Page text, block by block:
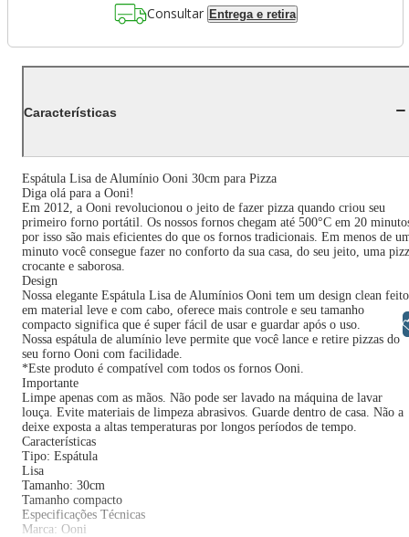
Consultar Entrega e retira
Características
Espátula Lisa de Alumínio Ooni 30cm para Pizza
Diga olá para a Ooni!
Em 2012, a Ooni revolucionou o jeito de fazer pizza quando criou seu
primeiro forno portátil. Os nossos fornos chegam até 500°C em 20
por isso são mais eficientes do que os fornos tradicionais. Em menos de
minuto você consegue fazer no conforto da sua casa, do seu jeito, uma
crocante e saborosa.
Design
Nossa elegante Espátula Lisa de Alumínios Ooni tem um design clean feito
em material leve e com cabo, oferece mais controle e seu tamanho
compacto significa que é super fácil de usar e guardar após o uso.
Nossa espátula de alumínio leve permite que você lance e retire pizzas do
seu forno Ooni com facilidade.
*Este produto é compatível com todos os fornos Ooni.
Importante
Limpe apenas com as mãos. Não pode ser lavado na máquina de lavar
louça. Evite materiais de limpeza abrasivos. Guarde dentro de casa. Não a
deixe exposta a altas temperaturas por longos períodos de tempo.
Características
Tipo: Espátula
Lisa
Tamanho: 30cm
Tamanho compacto
Especificações Técnicas
Marca: Ooni
Libras